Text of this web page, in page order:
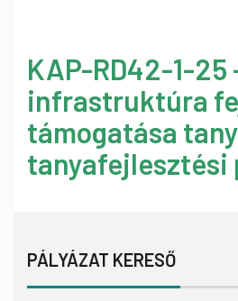
KAP-RD42-1-25
infrastruktúra
támogatása
tanyafejlesztési
PÁLYÁZAT KERESŐ